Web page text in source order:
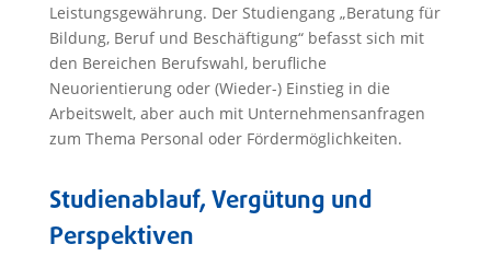
Leistungsgewährung. Der Studiengang „Beratung für
Bildung, Beruf und Beschäftigung“ befasst sich mit
den Bereichen Berufswahl, berufliche
Neuorientierung oder (Wieder-) Einstieg in die
Arbeitswelt, aber auch mit Unternehmensanfragen
zum Thema Personal oder Fördermöglichkeiten.
Studienablauf, Vergütung und
Perspektiven